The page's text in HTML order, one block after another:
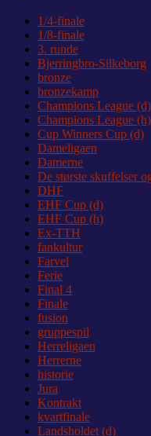
1/4-finale
1/8-finale
3. runde
Bjerringbro-Silkeborg
bronze
bronzekamp
Champions League (d)
Champions League (h)
Cup Winners Cup (d)
Dameligaen
Damerne
De største skuffelser
DHF
EHF Cup (d)
EHF Cup (h)
Ex-TTH
fankultur
Farvel
Ferie
Final 4
Finale
fusion
gruppespil
Herreligaen
Herrerne
historie
Jura
Kontrakt
kvartfinale
Landsholdet (d)